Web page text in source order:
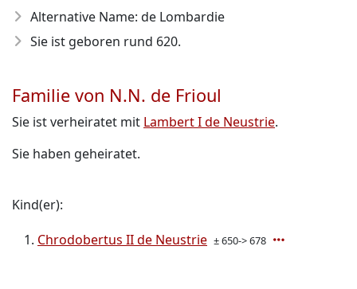
Alternative Name: de Lombardie
Sie ist geboren rund 620.
Familie von N.N. de Frioul
Sie ist verheiratet mit Lambert I de Neustrie.
Sie haben geheiratet.
Kind(er):
Chrodobertus II de Neustrie ± 650-> 678